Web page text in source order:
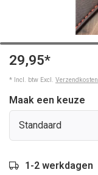
29,95*
* Incl. btw Excl. Verzendkosten
Maak een keuze
Standaard
1-2 werkdagen